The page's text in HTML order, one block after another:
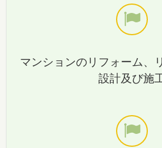
マンションのリフォーム、
設計及び施